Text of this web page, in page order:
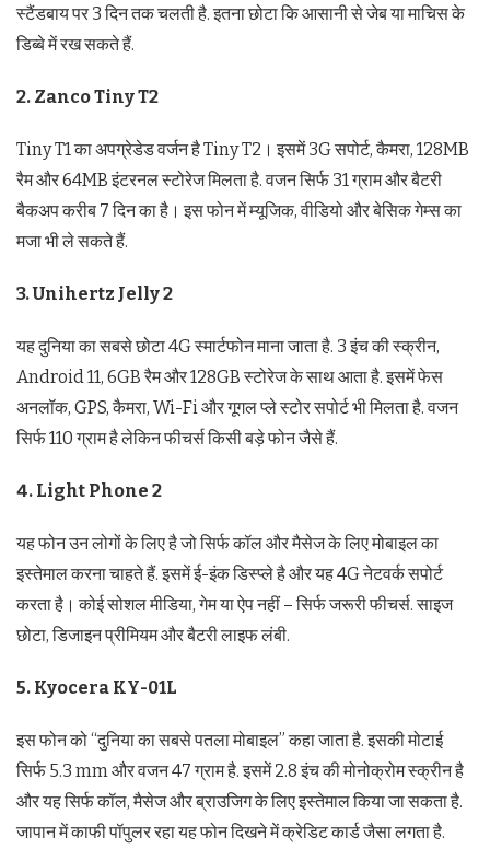
स्टैंडबाय पर 3 दिन तक चलती है. इतना छोटा कि आसानी से जेब या माचिस के
डिब्बे में रख सकते हैं.
2. Zanco Tiny T2
Tiny T1 का अपग्रेडेड वर्जन है Tiny T2। इसमें 3G सपोर्ट, कैमरा, 128MB
रैम और 64MB इंटरनल स्टोरेज मिलता है. वजन सिर्फ 31 ग्राम और बैटरी
बैकअप करीब 7 दिन का है। इस फोन में म्यूजिक, वीडियो और बेसिक गेम्स का
मजा भी ले सकते हैं.
3. Unihertz Jelly 2
यह दुनिया का सबसे छोटा 4G स्मार्टफोन माना जाता है. 3 इंच की स्क्रीन,
Android 11, 6GB रैम और 128GB स्टोरेज के साथ आता है. इसमें फेस
अनलॉक, GPS, कैमरा, Wi-Fi और गूगल प्ले स्टोर सपोर्ट भी मिलता है. वजन
सिर्फ 110 ग्राम है लेकिन फीचर्स किसी बड़े फोन जैसे हैं.
4. Light Phone 2
यह फोन उन लोगों के लिए है जो सिर्फ कॉल और मैसेज के लिए मोबाइल का
इस्तेमाल करना चाहते हैं. इसमें ई-इंक डिस्प्ले है और यह 4G नेटवर्क सपोर्ट
करता है। कोई सोशल मीडिया, गेम या ऐप नहीं – सिर्फ जरूरी फीचर्स. साइज
छोटा, डिजाइन प्रीमियम और बैटरी लाइफ लंबी.
5. Kyocera KY-01L
इस फोन को “दुनिया का सबसे पतला मोबाइल” कहा जाता है. इसकी मोटाई
सिर्फ 5.3 mm और वजन 47 ग्राम है. इसमें 2.8 इंच की मोनोक्रोम स्क्रीन है
और यह सिर्फ कॉल, मैसेज और ब्राउजिग के लिए इस्तेमाल किया जा सकता है.
जापान में काफी पॉपुलर रहा यह फोन दिखने में क्रेडिट कार्ड जैसा लगता है.